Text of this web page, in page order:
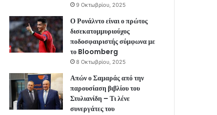
9 Οκτωβρίου, 2025
Ο Ρονάλντο είναι ο πρώτος
δισεκατομμυριούχος
ποδοσφαιριστής σύμφωνα με
το Bloomberg
8 Οκτωβρίου, 2025
Απών ο Σαμαράς από την
παρουσίαση βιβλίου του
Στυλιανίδη – Τι λένε
συνεργάτες του